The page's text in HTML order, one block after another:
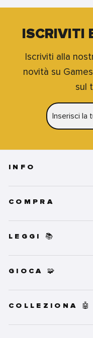
ISCRIVITI
Iscriviti alla
novità su
sul
INFO
COMPRA
LEGGI 📚
GIOCA 🧩
COLLEZIONA 🤖